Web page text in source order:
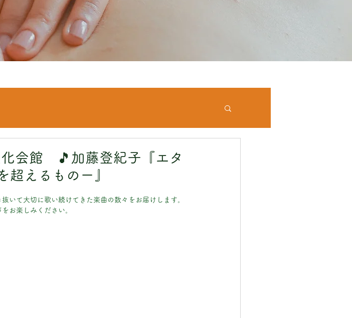
会館 🎵加藤登紀子『エタ
えるものー』
いて大切に歌い続けてきた楽曲の数々をお届けします。
お楽しみください。